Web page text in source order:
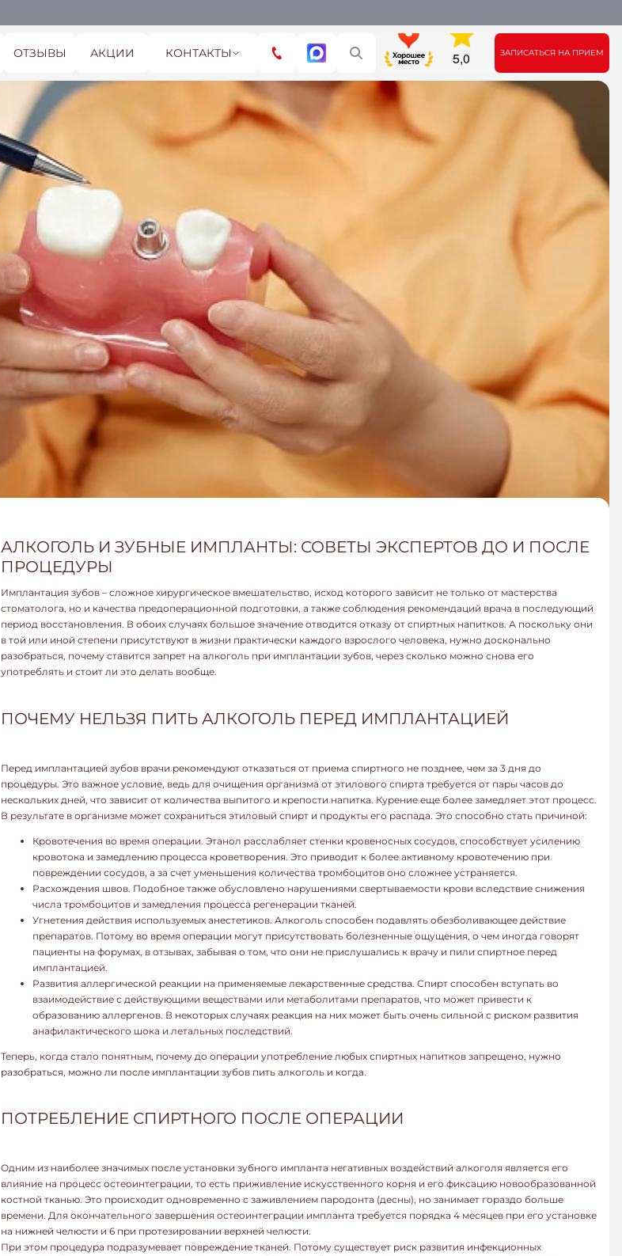
ОТЗЫВЫ АКЦИИ КОНТАКТЫ ЗАПИСАТЬСЯ НА ПРИЕМ
АЛКОГОЛЬ И ЗУБНЫЕ ИМПЛАНТЫ: СОВЕТЫ ЭКСПЕРТОВ ДО И ПОСЛЕ
ПРОЦЕДУРЫ
Имплантация зубов – сложное хирургическое вмешательство, исход которого зависит не только от мастерства
стоматолога, но и качества предоперационной подготовки, а также соблюдения рекомендаций врача в последующий
период восстановления. В обоих случаях большое значение отводится отказу от спиртных напитков. А поскольку они
в той или иной степени присутствуют в жизни практически каждого взрослого человека, нужно досконально
разобраться, почему ставится запрет на алкоголь при имплантации зубов, через сколько можно снова его
употреблять и стоит ли это делать вообще.
ПОЧЕМУ НЕЛЬЗЯ ПИТЬ АЛКОГОЛЬ ПЕРЕД ИМПЛАНТАЦИЕЙ
Перед имплантацией зубов врачи рекомендуют отказаться от приема спиртного не позднее, чем за 3 дня до
процедуры. Это важное условие, ведь для очищения организма от этилового спирта требуется от пары часов до
нескольких дней, что зависит от количества выпитого и крепости напитка. Курение еще более замедляет этот процесс.
В результате в организме может сохраниться этиловый спирт и продукты его распада. Это способно стать причиной:
Кровотечения во время операции. Этанол расслабляет стенки кровеносных сосудов, способствует усилению
кровотока и замедлению процесса кроветворения. Это приводит к более активному кровотечению при
повреждении сосудов, а за счет уменьшения количества тромбоцитов оно сложнее устраняется.
Расхождения швов. Подобное также обусловлено нарушениями свертываемости крови вследствие снижения
числа тромбоцитов и замедления процесса регенерации тканей.
Угнетения действия используемых анестетиков. Алкоголь способен подавлять обезболивающее действие
препаратов. Потому во время операции могут присутствовать болезненные ощущения, о чем иногда говорят
пациенты на форумах, в отзывах, забывая о том, что они не прислушались к врачу и пили спиртное перед
имплантацией.
Развития аллергической реакции на применяемые лекарственные средства. Спирт способен вступать во
взаимодействие с действующими веществами или метаболитами препаратов, что может привести к
образованию аллергенов. В некоторых случаях реакция на них может быть очень сильной с риском развития
анафилактического шока и летальных последствий.
Теперь, когда стало понятным, почему до операции употребление любых спиртных напитков запрещено, нужно
разобраться, можно ли после имплантации зубов пить алкоголь и когда.
ПОТРЕБЛЕНИЕ СПИРТНОГО ПОСЛЕ ОПЕРАЦИИ
Одним из наиболее значимых после установки зубного импланта негативных воздействий алкоголя является его
влияние на процесс остеоинтеграции, то есть приживление искусственного корня и его фиксацию новообразованной
костной тканью. Это происходит одновременно с заживлением пародонта (десны), но занимает гораздо больше
времени. Для окончательного завершения остеоинтеграции импланта требуется порядка 4 месяцев при его установке
на нижней челюсти и 6 при протезировании верхней челюсти.
При этом процедура подразумевает повреждение тканей. Потому существует риск развития инфекционных